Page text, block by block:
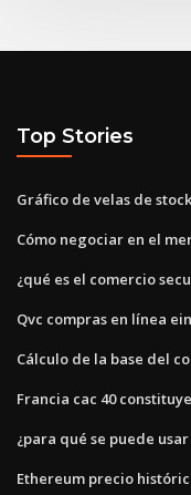
Top Stories
Gráfico de velas de
Cómo negociar en el
¿qué es el comercio
Qvc compras en línea
Cálculo de la base del
Francia cac 40
¿para qué se puede usar
Ethereum precio